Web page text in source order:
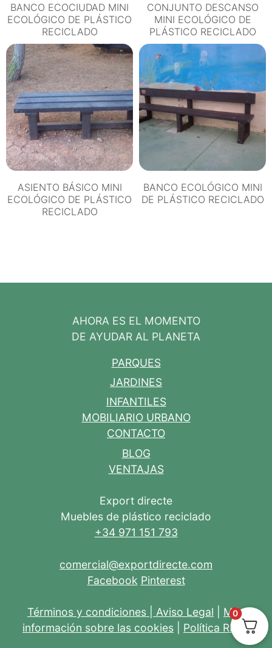
BANCO ECOCIUDAD MINI
ECOLÓGICO DE PLÁSTICO
RECICLADO
CONJUNTO DESCANSO
MINI ECOLÓGICO DE
PLÁSTICO RECICLADO
ASIENTO BÁSICO MINI
ECOLÓGICO DE PLÁSTICO
RECICLADO
BANCO ECOLÓGICO MINI
DE PLÁSTICO RECICLADO
AHORA ES EL MOMENTO
DE AYUDAR AL PLANETA
PARQUES
JARDINES
INFANTILES
MOBILIARIO URBANO
CONTACTO
BLOG
VENTAJAS
Export directe
Muebles de plástico reciclado
+34 971 151 793
comercial@exportdirecte.com
Facebook Pinterest
Términos y condiciones Aviso Legal
Más
información sobre las cookies
Política RRSS
0